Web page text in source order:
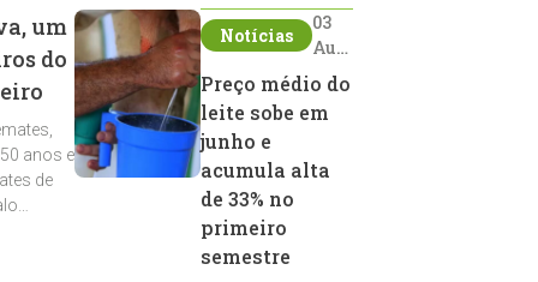
um
do
anos e
de
Sumário de Touros,
debates, podcast,
reprodutores e
homenagens
integram a
programação da
entidade durante a
ExpoGenética 2026
Notícias
03
Aug
2026
Preço médio do
leite sobe em
junho e
acumula alta
de 33% no
primeiro
semestre